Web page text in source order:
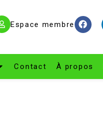
Espace membre
Contact À propos